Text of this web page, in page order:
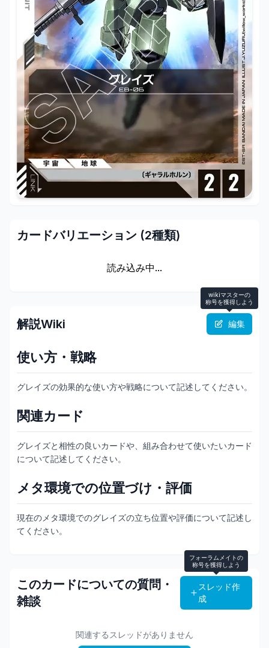
カードバリエーション (2種類)
読み込み中...
解説Wiki
wikiマスターの
称号を獲得しよう
編集
使い方・戦略
グレイズの効果的な使い方や戦略について記述してください。
関連カード
グレイズと相性の良いカードや、組み合わせて使いたいカード
について記述してください。
メタ環境での位置づけ・評価
現在のメタ環境でのグレイズの立ち位置や評価について記述し
てください。
このカードについての質問・
雑談
フォーラムメイトの
称号を獲得しよう
スレッド作
成
関連するスレッドがありません